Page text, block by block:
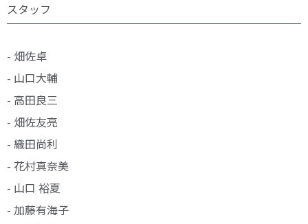
スタッフ
- 畑佐卓
- 山口大輔
- 高田良三
- 畑佐友亮
- 織田尚利
- 花村真奈美
- 山口 裕夏
- 加藤有海子